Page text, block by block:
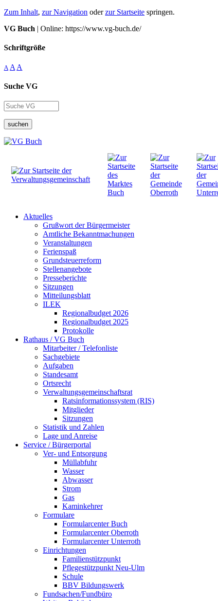
Zum Inhalt, zur Navigation oderzur Startseite springen.
VG Buch | Online: https://www.vg-buch.de/
Schriftgröße
A A A
Suche VG
suchen
Aktuelles
Grußwort der Bürgermeister
Amtliche Bekanntmachungen
Veranstaltungen
Ferienspaß
Grundsteuerreform
Stellenangebote
Presseberichte
Sitzungen
Mitteilungsblatt
ILEK
Regionalbudget 2026
Regionalbudget 2025
Protokolle
Rathaus / VG Buch
Mitarbeiter / Telefonliste
Sachgebiete
Aufgaben
Standesamt
Ortsrecht
Verwaltungsgemeinschaftsrat
Ratsinformationssystem (RIS)
Mitglieder
Sitzungen
Statistik und Zahlen
Lage und Anreise
Service / Bürgerportal
Ver- und Entsorgung
Müllabfuhr
Wasser
Abwasser
Strom
Gas
Kaminkehrer
Formulare
Formularcenter Buch
Formularcenter Oberroth
Formularcenter Unterroth
Einrichtungen
Familienstützpunkt
Pflegestützpunkt Neu-Ulm
Schule
BBV Bildungswerk
Fundsachen/Fundbüro